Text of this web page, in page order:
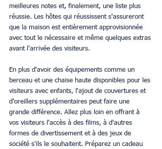
meilleures notes et, finalement, une liste plus
réussie. Les hôtes qui réussissent s'assureront
que la maison est entièrement approvisionnée
avec tout le nécessaire et même quelques extras
avant l'arrivée des visiteurs.
En plus d'avoir des équipements comme un
berceau et une chaise haute disponibles pour les
visiteurs avec enfants, l'ajout de couvertures et
d'oreillers supplémentaires peut faire une
grande différence. Allez plus loin en offrant à
vos visiteurs l'accès à des films, à d'autres
formes de divertissement et à des jeux de
société s'ils le souhaitent. Préparez un cadeau